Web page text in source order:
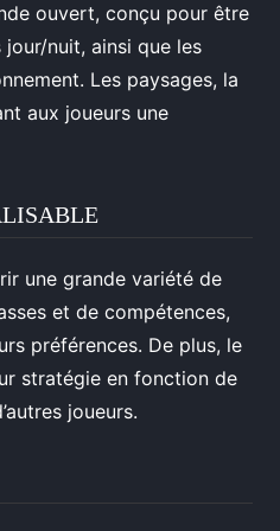
ouvert, conçu pour être
nuit, ainsi que les
Les paysages, la
aux joueurs une
une grande variété de
et de compétences,
préférences. De plus, le
stratégie en fonction de
joueurs.